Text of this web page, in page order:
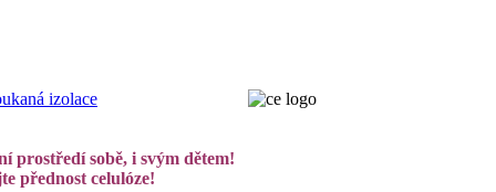
prostředí sobě, i svým dětem!
přednost celulóze!